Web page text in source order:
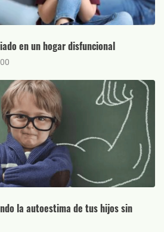
en un hogar disfuncional
la autoestima de tus hijos sin